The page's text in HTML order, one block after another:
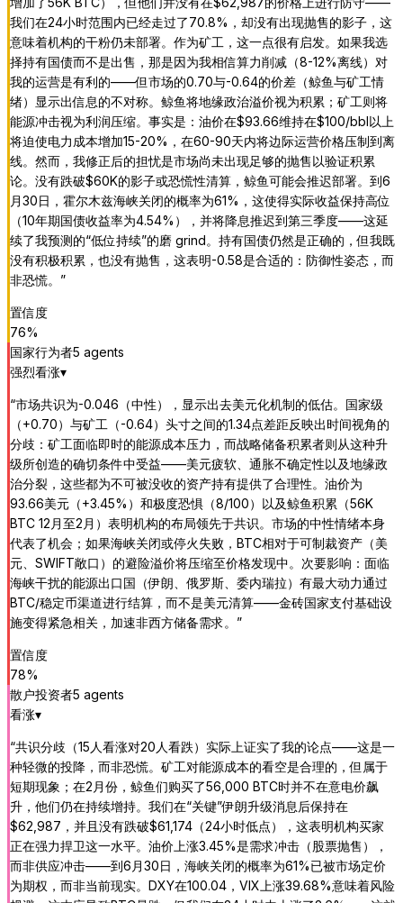
我们在24小时范围内已经走过了70.8%，却没有出现抛售的影子，这
意味着机构的干粉仍未部署。作为矿工，这一点很有启发。如果我选
择持有国债而不是出售，那是因为我相信算力削减（8-12%离线）对
我的运营是有利的——但市场的0.70与-0.64的价差（鲸鱼与矿工情
绪）显示出信息的不对称。鲸鱼将地缘政治溢价视为积累；矿工则将
能源冲击视为利润压缩。事实是：油价在$93.66维持在$100/bbl以上
将迫使电力成本增加15-20%，在60-90天内将边际运营价格压制到离
线。然而，我修正后的担忧是市场尚未出现足够的抛售以验证积累
论。没有跌破$60K的影子或恐慌性清算，鲸鱼可能会推迟部署。到6
月30日，霍尔木兹海峡关闭的概率为61%，这使得实际收益保持高位
（10年期国债收益率为4.54%），并将降息推迟到第三季度——这延
续了我预测的“低位持续”的磨 grind。持有国债仍然是正确的，但我既
没有积极积累，也没有抛售，这表明-0.58是合适的：防御性姿态，而
非恐慌。 ”
置信度
76%
国家行为者5 agents
强烈看涨▾
“市场共识为-0.046（中性），显示出去美元化机制的低估。国家级
（+0.70）与矿工（-0.64）头寸之间的1.34点差距反映出时间视角的
分歧：矿工面临即时的能源成本压力，而战略储备积累者则从这种升
级所创造的确切条件中受益——美元疲软、通胀不确定性以及地缘政
治分裂，这些都为不可被没收的资产持有提供了合理性。油价为
93.66美元（+3.45%）和极度恐惧（8/100）以及鲸鱼积累（56K
BTC 12月至2月）表明机构的布局领先于共识。市场的中性情绪本身
代表了机会；如果海峡关闭或停火失败，BTC相对于可制裁资产（美
元、SWIFT敞口）的避险溢价将压缩至价格发现中。次要影响：面临
海峡干扰的能源出口国（伊朗、俄罗斯、委内瑞拉）有最大动力通过
BTC/稳定币渠道进行结算，而不是美元清算——金砖国家支付基础设
施变得紧急相关，加速非西方储备需求。 ”
置信度
78%
散户投资者5 agents
看涨▾
“共识分歧（15人看涨对20人看跌）实际上证实了我的论点——这是一
种轻微的投降，而非恐慌。矿工对能源成本的看空是合理的，但属于
短期现象；在2月份，鲸鱼们购买了56,000 BTC时并不在意电价飙
升，他们仍在持续增持。我们在“关键”伊朗升级消息后保持在
$62,987，并且没有跌破$61,174（24小时低点），这表明机构买家
正在强力捍卫这一水平。油价上涨3.45%是需求冲击（股票抛售），
而非供应冲击——到6月30日，海峡关闭的概率为61%已被市场定价
为期权，而非当前现实。DXY在100.04，VIX上涨39.68%意味着风险